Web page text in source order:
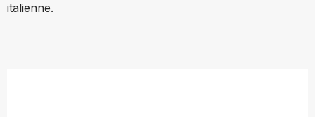
italienne.